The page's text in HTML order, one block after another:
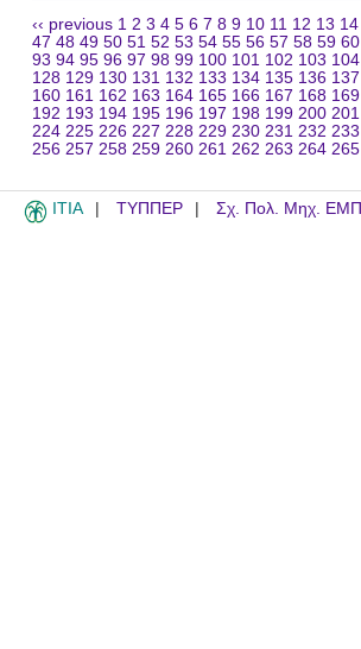
‹‹ previous 1 2 3 4 5 6 7 8 9 10 11 12 13 14
47 48 49 50 51 52 53 54 55 56 57 58 59 60
93 94 95 96 97 98 99 100 101 102 103 104
128 129 130 131 132 133 134 135 136 137
160 161 162 163 164 165 166 167 168 169
192 193 194 195 196 197 198 199 200 201
224 225 226 227 228 229 230 231 232 233
256 257 258 259 260 261 262 263 264 265
ITIA ΤΥΠΠΕΡ Σχ. Πολ. Μηχ. ΕΜΠ